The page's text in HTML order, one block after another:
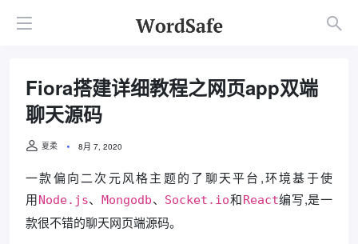
Fiora搭建详细教程之网页app双端
聊天源码
夏柔 8月 7, 2020
一款偏向二次元风格主题的了聊天平台,环境基于使
用Node.js、Mongodb、 Socket.io和React编写,是一
款很不错的聊天网页端源码。